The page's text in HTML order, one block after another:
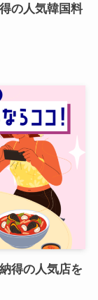
の人気韓国料
得の人気店を